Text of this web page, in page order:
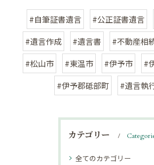
#自筆証書遺言 #公正証書遺言
#遺言作成
#遺言書 #不動産相
#松山市
#東温市 #伊予市
#
#伊予郡砥部町
#遺言執
カテゴリー
全てのカテゴリー